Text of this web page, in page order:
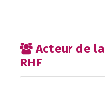
Acteur de
RHF